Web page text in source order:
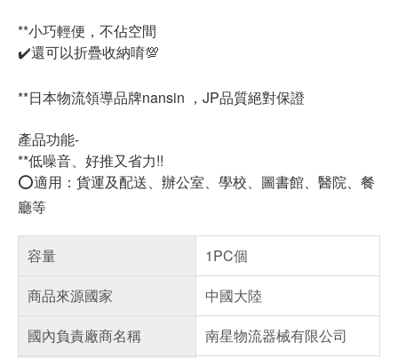
**小巧輕便，不佔空間
✔️還可以折疊收納唷💯
**日本物流領導品牌nansin ，JP品質絕對保證
產品功能-
**低噪音、好推又省力!!
⭕️適用：貨運及配送、辦公室、學校、圖書館、醫院、餐
廳等
容量
1PC個
商品來源國家
中國大陸
國內負責廠商名稱
南星物流器械有限公司